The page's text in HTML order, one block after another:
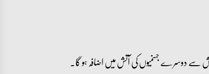
سے دوسرے جہنمیوں کی آتش میں اضافہ ہو گا۔